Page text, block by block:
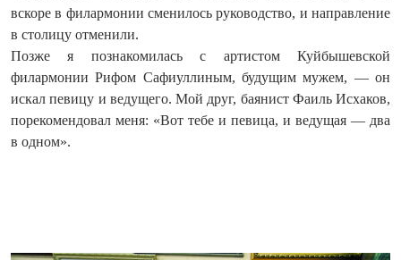
вскоре в филармонии сменилось руководство, и направление
в столицу отменили.
Позже я познакомилась с артистом Куйбышевской
филармонии Рифом Сафиуллиным, будущим мужем, — он
искал певицу и ведущего. Мой друг, баянист Фаиль Исхаков,
порекомендовал меня: «Вот тебе и певица, и ведущая — два
в одном».